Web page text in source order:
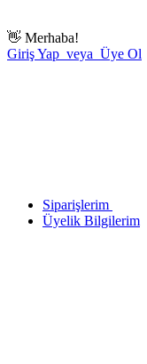
👋 Merhaba!
Giriş Yap veya Üye Ol
Siparişlerim
Üyelik Bilgilerim